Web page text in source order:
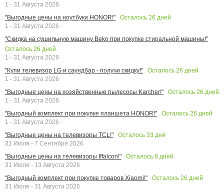
1 - 31 Августа 2026
"Выгодные цены на ноутбуки HONOR!"
Осталось 26 дней
1 - 31 Августа 2026
"Скидка на сушильную машину Beko при покупке стиральной машины!"
Осталось 26 дней
1 - 31 Августа 2026
"Купи телевизор LG и саундбар - получи скидку!"
Осталось 26 дней
1 - 31 Августа 2026
"Выгодные цены на хозяйственные пылесосы Karcher!"
Осталось 26 дней
1 - 31 Августа 2026
"Выгодный комплект при покупке планшета HONOR!"
Осталось 26 дней
1 - 31 Августа 2026
"Выгодные цены на телевизоры TCL!"
Осталось 33 дня
31 Июля - 7 Сентября 2026
"Выгодные цены на телевизоры Iffalcon!"
Осталось 8 дней
31 Июля - 13 Августа 2026
"Выгодный комплект при покупке товаров Xiaomi!"
Осталось 26 дней
31 Июля - 31 Августа 2026